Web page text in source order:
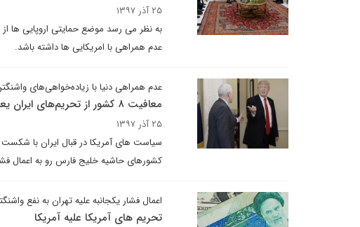
۲۵ آذر ۱۳۹۷
به نظر می رسد موضع حمایتی اروپایی ها
عدم همراهی با امریکایی ها داشته باشد.
عدم همراهی دنیا با زیاده‌خواهی‌های
معافیت ۸ کشور از تحریم‌های ایران یعنی سیاست امریکا به چالش خورده است
۲۵ آذر ۱۳۹۷
سیاست های آمریکا در قبال ایران با
کشورهای حاشیه خلیج فارس رو به اعمال
اعمال فشار یکجانبه علیه تهران به نفع
تحریم های آمریکا علیه آمریکا